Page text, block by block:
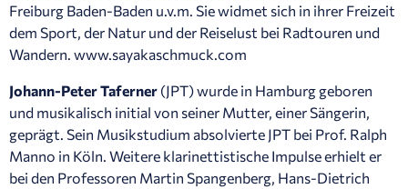
Freiburg Baden-Baden u.v.m. Sie widmet sich in ihrer Freizeit
dem Sport, der Natur und der Reiselust bei Radtouren und
Wandern. www.sayakaschmuck.com
Johann-Peter Taferner (JPT) wurde in Hamburg geboren
und musikalisch initial von seiner Mutter, einer Sängerin,
geprägt. Sein Musikstudium absolvierte JPT bei Prof. Ralph
Manno in Köln. Weitere klarinettistische Impulse erhielt er
bei den Professoren Martin Spangenberg, Hans-Dietrich